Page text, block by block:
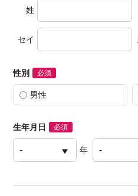
姓
セイ
性別 必須
男性
生年月日 必須
年